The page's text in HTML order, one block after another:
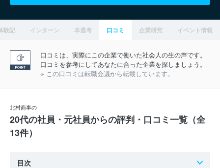
験記 インターン 本選考 口コミ 企業研究 イベント情報
口コミは、実際にこの企業で働いた社会人の生の声です。
口コミを参考にしてあなたに合った企業を探しましょう。
※ この口コミは転職会議から転載しています。
北村商事の
20代の社員・元社員からの評判・口コミ一覧（全
13件）
目次